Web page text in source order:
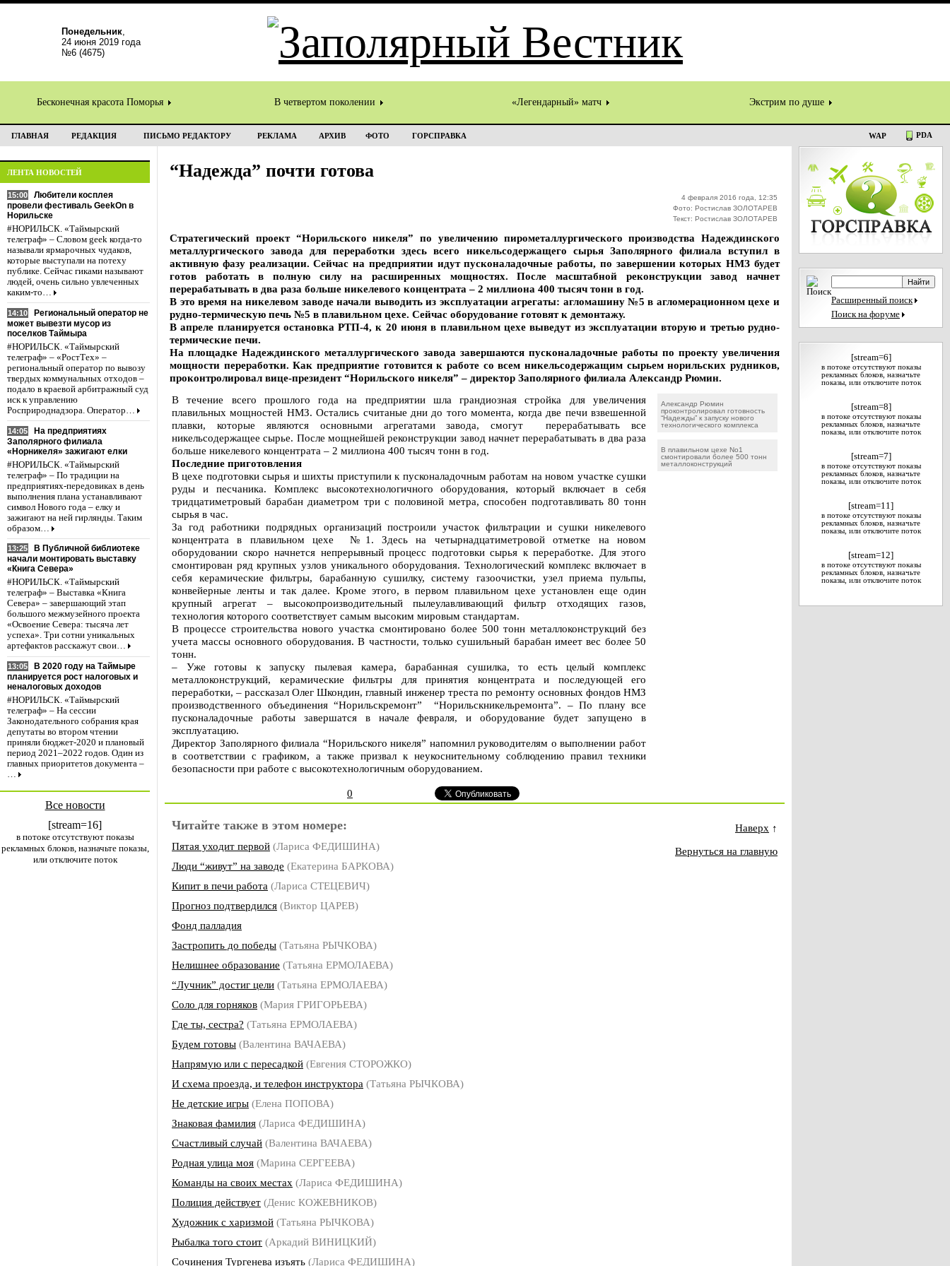
Понедельник,
24 июня 2019 года
№6 (4675)
Бесконечная красота Поморья В четвертом поколении «Легендарный» матч Экстрим по душе
ГЛАВНАЯ РЕДАКЦИЯ ПИСЬМО РЕДАКТОРУ РЕКЛАМА АРХИВ ФОТО ГОРСПРАВКА WAP PDA
ЛЕНТА НОВОСТЕЙ
15:00
Любители косплея
провели фестиваль GeekOn в
Норильске
#НОРИЛЬСК. «Таймырский
телеграф» – Словом geek когда-то
называли ярмарочных чудаков,
которые выступали на потеху
публике. Сейчас гиками называют
людей, очень сильно увлеченных
каким-то…
14:10
Региональный оператор не
может вывезти мусор из
поселков Таймыра
#НОРИЛЬСК. «Таймырский
телеграф» – «РостТех» –
региональный оператор по вывозу
твердых коммунальных отходов –
подало в краевой арбитражный суд
иск к управлению
Росприроднадзора. Оператор…
14:05
На предприятиях
Заполярного филиала
«Норникеля» зажигают елки
#НОРИЛЬСК. «Таймырский
телеграф» – По традиции на
предприятиях-передовиках в день
выполнения плана устанавливают
символ Нового года – елку и
зажигают на ней гирлянды. Таким
образом…
13:25
В Публичной библиотеке
начали монтировать выставку
«Книга Севера»
#НОРИЛЬСК. «Таймырский
телеграф» – Выставка «Книга
Севера» – завершающий этап
большого межмузейного проекта
«Освоение Севера: тысяча лет
успеха». Три сотни уникальных
артефактов расскажут свои…
13:05
В 2020 году на Таймыре
планируется рост налоговых и
неналоговых доходов
#НОРИЛЬСК. «Таймырский
телеграф» – На сессии
Законодательного собрания края
депутаты во втором чтении
приняли бюджет-2020 и плановый
период 2021–2022 годов. Один из
главных приоритетов документа –
…
Все новости
[stream=16]
в потоке отсутствуют показы
рекламных блоков, назначьте показы,
или отключите поток
“Надежда” почти готова
4 февраля 2016 года, 12:35
Фото: Ростислав ЗОЛОТАРЕВ
Текст: Ростислав ЗОЛОТАРЕВ
Стратегический проект “Норильского никеля” по увеличению пирометаллургического производства Надеждинского
металлургического завода для переработки здесь всего никельсодержащего сырья Заполярного филиала вступил в
активную фазу реализации. Сейчас на предприятии идут пусконаладочные работы, по завершении которых НМЗ будет
готов работать в полную силу на расширенных мощностях. После масштабной реконструкции завод начнет
перерабатывать в два раза больше никелевого концентрата – 2 миллиона 400 тысяч тонн в год.
В это время на никелевом заводе начали выводить из эксплуатации агрегаты: агломашину №5 в агломерационном цехе и
рудно-термическую печь №5 в плавильном цехе. Сейчас оборудование готовят к демонтажу.
В апреле планируется остановка РТП-4, к 20 июня в плавильном цехе выведут из эксплуатации вторую и третью рудно-
термические печи.
На площадке Надеждинского металлургического завода завершаются пусконаладочные работы по проекту увеличения
мощности переработки. Как предприятие готовится к работе со всем никельсодержащим сырьем норильских рудников,
проконтролировал вице-президент “Норильского никеля” – директор Заполярного филиала Александр Рюмин.
В течение всего прошлого года на предприятии шла грандиозная стройка для увеличения
плавильных мощностей НМЗ. Остались считаные дни до того момента, когда две печи взвешенной
плавки, которые являются основными агрегатами завода, смогут перерабатывать все
никельсодержащее сырье. После мощнейшей реконструкции завод начнет перерабатывать в два раза
больше никелевого концентрата – 2 миллиона 400 тысяч тонн в год.
Последние приготовления
В цехе подготовки сырья и шихты приступили к пусконаладочным работам на новом участке сушки
руды и песчаника. Комплекс высокотехнологичного оборудования, который включает в себя
тридцатиметровый барабан диаметром три с половиной метра, способен подготавливать 80 тонн
сырья в час.
За год работники подрядных организаций построили участок фильтрации и сушки никелевого
концентрата в плавильном цехе №1. Здесь на четырнадцатиметровой отметке на новом
оборудовании скоро начнется непрерывный процесс подготовки сырья к переработке. Для этого
смонтирован ряд крупных узлов уникального оборудования. Технологический комплекс включает в
себя керамические фильтры, барабанную сушилку, систему газоочистки, узел приема пульпы,
конвейерные ленты и так далее. Кроме этого, в первом плавильном цехе установлен еще один
крупный агрегат – высокопроизводительный пылеулавливающий фильтр отходящих газов,
технология которого соответствует самым высоким мировым стандартам.
В процессе строительства нового участка смонтировано более 500 тонн металлоконструкций без
учета массы основного оборудования. В частности, только сушильный барабан имеет вес более 50
тонн.
– Уже готовы к запуску пылевая камера, барабанная сушилка, то есть целый комплекс
металлоконструкций, керамические фильтры для принятия концентрата и последующей его
переработки, – рассказал Олег Шкондин, главный инженер треста по ремонту основных фондов НМЗ
производственного объединения “Норильскремонт” “Норильскникельремонта”. – По плану все
пусконаладочные работы завершатся в начале февраля, и оборудование будет запущено в
эксплуатацию.
Директор Заполярного филиала “Норильского никеля” напомнил руководителям о выполнении работ
в соответствии с графиком, а также призвал к неукоснительному соблюдению правил техники
безопасности при работе с высокотехнологичным оборудованием.
Александр Рюмин
проконтролировал готовность
“Надежды” к запуску нового
технологического комплекса
В плавильном цехе No1
смонтировали более 500 тонн
металлоконструкций
0
Читайте также в этом номере:
Пятая уходит первой (Лариса ФЕДИШИНА)
Люди “живут” на заводе (Екатерина БАРКОВА)
Кипит в печи работа (Лариса СТЕЦЕВИЧ)
Прогноз подтвердился (Виктор ЦАРЕВ)
Фонд палладия
Застропить до победы (Татьяна РЫЧКОВА)
Нелишнее образование (Татьяна ЕРМОЛАЕВА)
“Лучник” достиг цели (Татьяна ЕРМОЛАЕВА)
Соло для горняков (Мария ГРИГОРЬЕВА)
Где ты, сестра? (Татьяна ЕРМОЛАЕВА)
Будем готовы (Валентина ВАЧАЕВА)
Напрямую или с пересадкой (Евгения СТОРОЖКО)
И схема проезда, и телефон инструктора (Татьяна РЫЧКОВА)
Не детские игры (Елена ПОПОВА)
Знаковая фамилия (Лариса ФЕДИШИНА)
Счастливый случай (Валентина ВАЧАЕВА)
Родная улица моя (Марина СЕРГЕЕВА)
Команды на своих местах (Лариса ФЕДИШИНА)
Полиция действует (Денис КОЖЕВНИКОВ)
Художник с харизмой (Татьяна РЫЧКОВА)
Рыбалка того стоит (Аркадий ВИНИЦКИЙ)
Сочинения Тургенева изъять (Лариса ФЕДИШИНА)
Наверх ↑
Вернуться на главную
Расширенный поиск
Поиск на форуме
[stream=6]
в потоке отсутствуют показы
рекламных блоков, назначьте
показы, или отключите поток
[stream=8]
в потоке отсутствуют показы
рекламных блоков, назначьте
показы, или отключите поток
[stream=7]
в потоке отсутствуют показы
рекламных блоков, назначьте
показы, или отключите поток
[stream=11]
в потоке отсутствуют показы
рекламных блоков, назначьте
показы, или отключите поток
[stream=12]
в потоке отсутствуют показы
рекламных блоков, назначьте
показы, или отключите поток